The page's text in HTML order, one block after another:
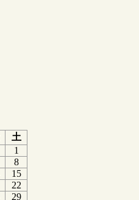
土
1
8
15
22
29